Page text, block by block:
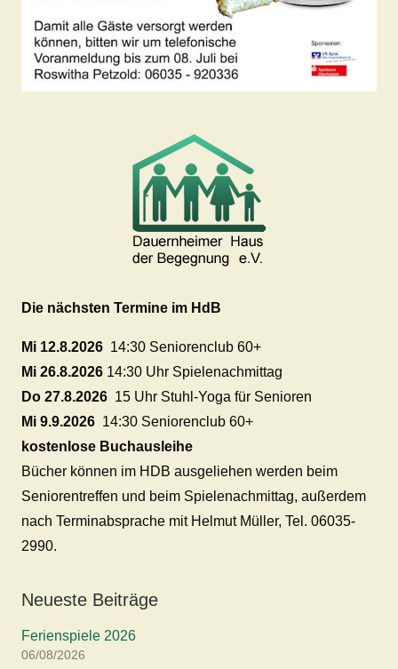
Die nächsten Termine im HdB
Mi 12.8.2026 14:30 Seniorenclub 60+
Mi 26.8.2026 14:30 Uhr Spielenachmittag
Do 27.8.2026 15 Uhr Stuhl-Yoga für Senioren
Mi 9.9.2026 14:30 Seniorenclub 60+
kostenlose Buchausleihe
Bücher können im HDB ausgeliehen werden beim
Seniorentreffen und beim Spielenachmittag, außerdem
nach Terminabsprache mit Helmut Müller, Tel. 06035-
2990.
Neueste Beiträge
Ferienspiele 2026
06/08/2026